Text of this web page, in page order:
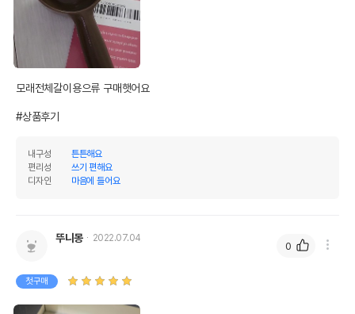
모래전체갈이용으류 구매햇어요
#상품후기
내구성
튼튼해요
편리성
쓰기 편해요
디자인
마음에 들어요
뚜니몽 2022.07.04
첫구매
0